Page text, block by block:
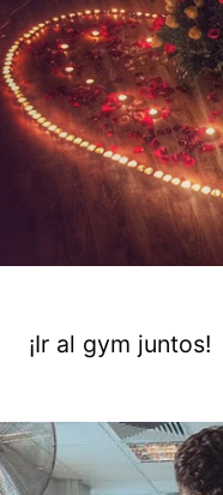
¡Ir al gym juntos!